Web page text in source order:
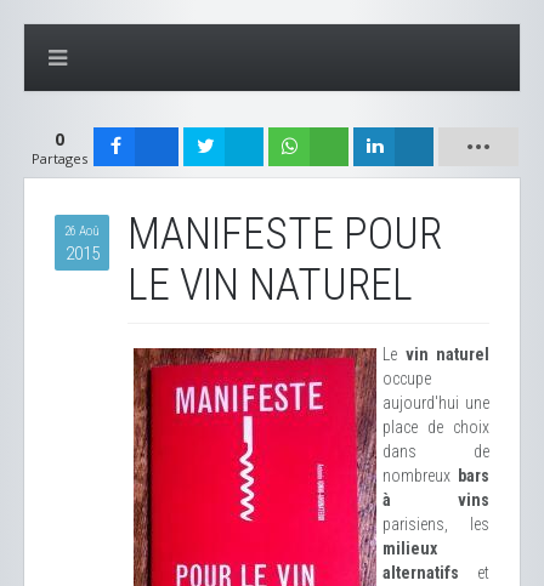
0
Partages
26 Aoû
2015
MANIFESTE POUR
LE VIN NATUREL
Le vin naturel
occupe
aujourd'hui une
place de choix
dans de
nombreux bars
à vins
parisiens, les
milieux
alternatifs et